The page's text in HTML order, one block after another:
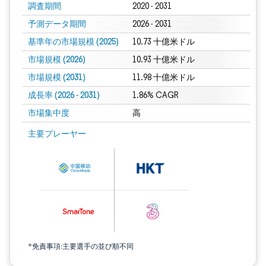
調査期間 2020 - 2031
予測データ期間 2026 - 2031
基準年の市場規模 (2025) 10.73 十億米ドル
市場規模 (2026) 10.93 十億米ドル
市場規模 (2031) 11.98 十億米ドル
成長率 (2026 - 2031) 1.86% CAGR
市場集中度 高
主要プレーヤー
*免責事項:主要選手の並び順不同
画像 © Mordor Intelligence。再利用にはCC BY 4.0の表示が必要です。